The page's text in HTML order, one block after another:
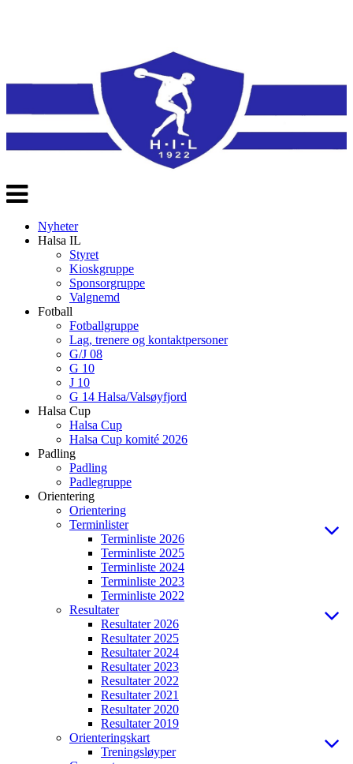
Veksle
navigasjon
Nyheter
Halsa IL
Styret
Kioskgruppe
Sponsorgruppe
Valgnemd
Fotball
Fotballgruppe
Lag, trenere og kontaktpersoner
G/J 08
G 10
J 10
G 14 Halsa/Valsøyfjord
Halsa Cup
Halsa Cup
Halsa Cup komité 2026
Padling
Padling
Padlegruppe
Orientering
Orientering
Terminlister
Terminliste 2026
Terminliste 2025
Terminliste 2024
Terminliste 2023
Terminliste 2022
Resultater
Resultater 2026
Resultater 2025
Resultater 2024
Resultater 2023
Resultater 2022
Resultater 2021
Resultater 2020
Resultater 2019
Orienteringskart
Treningsløyper